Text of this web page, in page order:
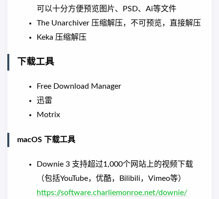
可以十分方便预览图片、PSD、Ai等文件
The Unarchiver 压缩解压，不可预览，直接解压
Keka 压缩解压
下载工具
Free Download Manager
迅雷
Motrix
macOS 下载工具
Downie 3 支持超过1,000个网站上的视频下载
（包括YouTube，优酷，Bilibili，Vimeo等）
https://software.charliemonroe.net/downie/